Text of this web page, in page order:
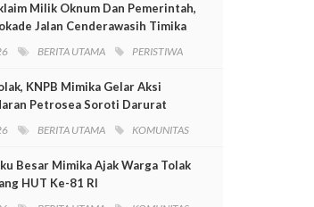
Milik Oknum Dan Pemerintah,
Jalan Cenderawasih Timika
BERITA UTAMA PERISTIWA
KNPB Mimika Gelar Aksi
Petrosea Soroti Darurat
BERITA UTAMA KOMUNITAS
Besar Mimika Ajak Warga Tolak
HUT Ke-81 RI